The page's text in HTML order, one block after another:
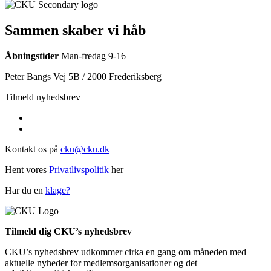
Sammen skaber vi håb
Åbningstider Man-fredag 9-16
Peter Bangs Vej 5B / 2000 Frederiksberg
Tilmeld nyhedsbrev
Kontakt os på cku@cku.dk
Hent vores Privatlivspolitik her
Har du en klage?
Tilmeld dig CKU’s nyhedsbrev
CKU’s nyhedsbrev udkommer cirka en gang om måneden med
aktuelle nyheder for medlemsorganisationer og det